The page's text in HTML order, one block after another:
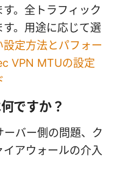
。全トラフィック
。用途に応じて選
定方法とパフォー
VPN MTUの設定
ですか？
バー側の問題、ク
アウォールの介入